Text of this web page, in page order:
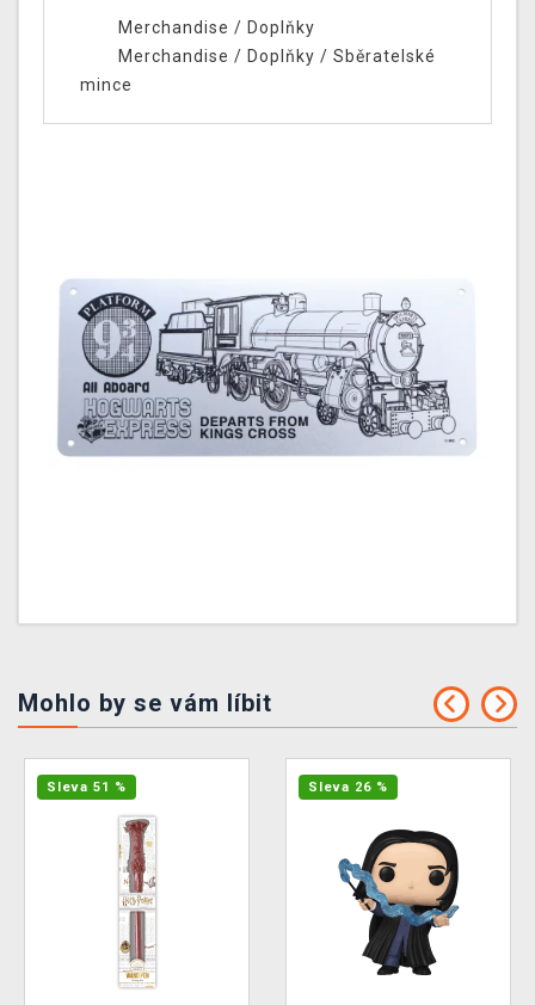
Merchandise / Doplňky
Merchandise / Doplňky / Sběratelské
mince
Mohlo by se vám líbit
Sleva 51 % Sleva 26 %